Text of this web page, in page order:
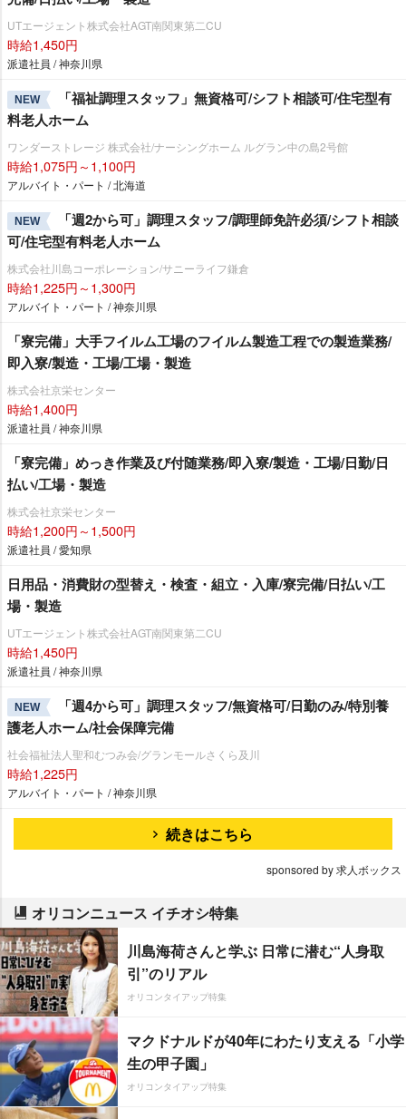
UTエージェント株式会社AGT南関東第二CU
時給1,450円
派遣社員 / 神奈川県
NEW
「福祉調理スタッフ」無資格可/シフト相談可/住宅型有
料老人ホーム
ワンダーストレージ 株式会社/ナーシングホーム ルグラン中の島2号館
時給1,075円～1,100円
アルバイト・パート / 北海道
NEW
「週2から可」調理スタッフ/調理師免許必須/シフト相談
可/住宅型有料老人ホーム
株式会社川島コーポレーション/サニーライフ鎌倉
時給1,225円～1,300円
アルバイト・パート / 神奈川県
「寮完備」大手フイルム工場のフイルム製造工程での製造業務/
即入寮/製造・工場/工場・製造
株式会社京栄センター
時給1,400円
派遣社員 / 神奈川県
「寮完備」めっき作業及び付随業務/即入寮/製造・工場/日勤/日
払い/工場・製造
株式会社京栄センター
時給1,200円～1,500円
派遣社員 / 愛知県
日用品・消費財の型替え・検査・組立・入庫/寮完備/日払い/工
場・製造
UTエージェント株式会社AGT南関東第二CU
時給1,450円
派遣社員 / 神奈川県
NEW
「週4から可」調理スタッフ/無資格可/日勤のみ/特別養
護老人ホーム/社会保障完備
社会福祉法人聖和むつみ会/グランモールさくら及川
時給1,225円
アルバイト・パート / 神奈川県
続きはこちら
sponsored by 求人ボックス
オリコンニュース イチオシ特集
川島海荷さんと学ぶ 日常に潜む“人身取
引”のリアル
オリコンタイアップ特集
マクドナルドが40年にわたり支える「小学
生の甲子園」
オリコンタイアップ特集